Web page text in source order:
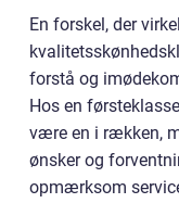
En forskel, der
forstå og
Hos en
være en i rækken,
ønsker og
opmærksom